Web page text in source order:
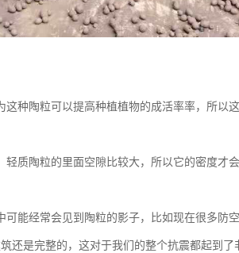
种陶粒可以提高种植植物的成活率率，所以
质陶粒的里面空隙比较大，所以它的密度才
能经常会见到陶粒的影子，比如现在很多防空
还是完整的，这对于我们的整个抗震都起到了